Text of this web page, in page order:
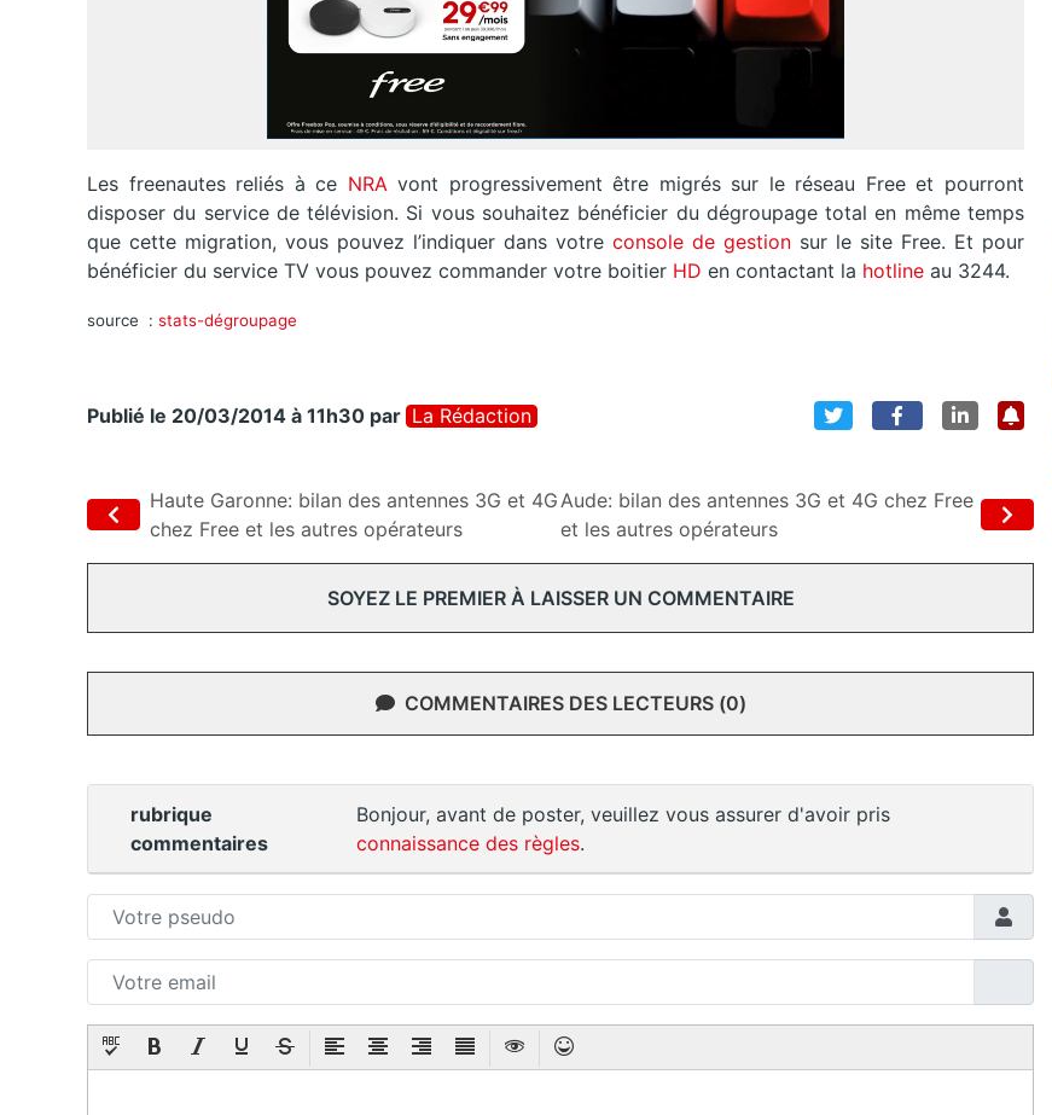
Les freenautes reliés à ce NRAvont progressivement être migrés sur le réseau Free et pourront
disposer du service de télévision. Si vous souhaitez bénéficier du dégroupage total en même temps
que cette migration, vous pouvez l’indiquer dans votre console de gestion sur le site Free. Et pour
bénéficier du service TV vous pouvez commander votre boitier HD en contactant la hotline au 3244.
source : stats-dégroupage
Publié le 20/03/2014 à 11h30 par La Rédaction
Haute Garonne: bilan des antennes 3G et 4G
chez Free et les autres opérateurs
Aude: bilan des antennes 3G et 4G chez Free
et les autres opérateurs
SOYEZ LE PREMIER À LAISSER UN COMMENTAIRE
COMMENTAIRES DES LECTEURS (0)
rubrique
commentaires
Bonjour, avant de poster, veuillez vous assurer d'avoir pris
connaissance des règles.